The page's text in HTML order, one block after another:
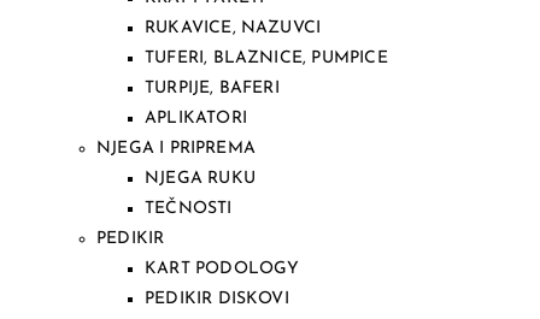
RUKAVICE, NAZUVCI
TUFERI, BLAZNICE, PUMPICE
TURPIJE, BAFERI
APLIKATORI
NJEGA I PRIPREMA
NJEGA RUKU
TEČNOSTI
PEDIKIR
KART PODOLOGY
PEDIKIR DISKOVI